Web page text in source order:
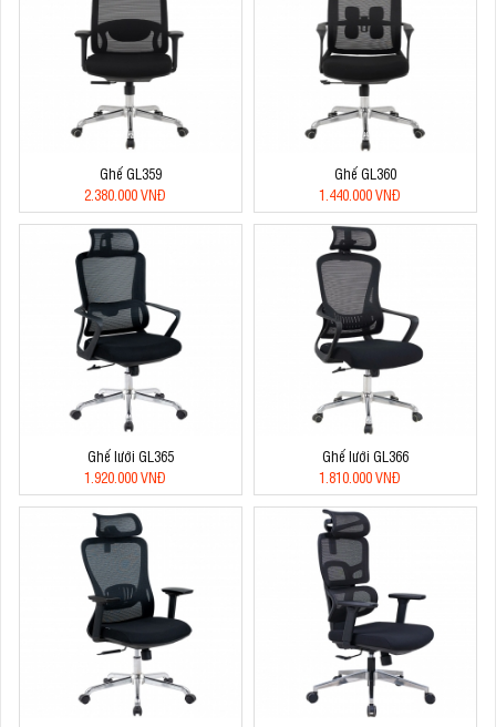
Ghế GL359
2.380.000 VNĐ
Ghế GL360
1.440.000 VNĐ
Ghế lưới GL365
1.920.000 VNĐ
Ghế lưới GL366
1.810.000 VNĐ